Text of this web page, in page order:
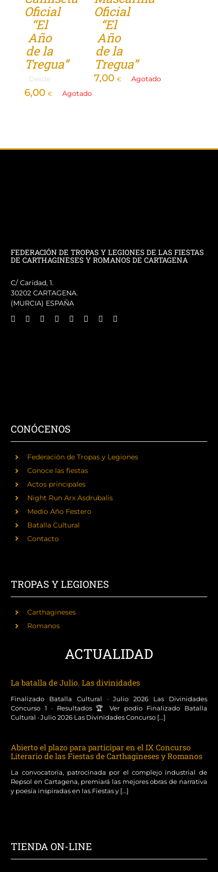
Oficial
“El
Año
de la
Tregua”
Desde
6,00 € Agotado
Oficial
“El
Año
de la
Tregua”
7,00 € Agotado
FEDERACIÓN DE TROPAS Y LEGIONES DE LAS FIESTAS
DE CARTHAGINESES Y ROMANOS DE CARTAGENA
C/ Caridad, 1.
30202 CARTAGENA.
(MURCIA) ESPAÑA
CONÓCENOS
Federación de Tropas y Legiones
Conoce las fiestas
Actos principales
Night Run Arx Asdrubalis
Medio Año Festero
Batalla Cultural
Contacto
TROPAS Y LEGIONES
Carthagineses
Romanos
ACTUALIDAD
La batalla de Julio. Las divinidades
Finalizado Batalla Cultural · Julio 2026 Las Divinidades
Concurso 1 · Resultados 🏆 Ver podio Finalizado Batalla
Cultural · Julio 2026 Las Divinidades Concurso [...]
Abierto el plazo para participar en el IX Concurso
Literario de las Fiestas de Carthagineses y Romanos
La convocatoria, patrocinada por el complejo industrial de
Repsol en Cartagena, premiará las mejores obras de narrativa
y poesía inspiradas en las Fiestas y [...]
TIENDA ON-LINE